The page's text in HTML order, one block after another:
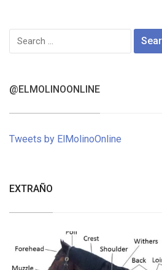
Search
for:
@ELMOLINOONLINE
Tweets by ElMolinoOnline
EXTRAÑO